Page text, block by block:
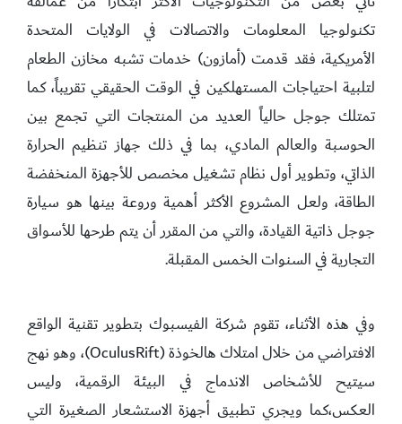
تكنولوجيا المعلومات والاتصالات في الولايات المتحدة
الأمريكية، فقد قدمت (أمازون) خدمات تشبه مخازن الطعام
لتلبية احتياجات المستهلكين في الوقت الحقيقي تقريباً، كما
تمتلك جوجل حالياً العديد من المنتجات التي تجمع بين
الحوسبة والعالم المادي، بما في ذلك جهاز تنظيم الحرارة
الذاتي، وتطوير أول نظام تشغيل مخصص للأجهزة المنخفضة
الطاقة، ولعل المشروع الأكثر أهمية وروعة بينها هو سيارة
جوجل ذاتية القيادة، والتي من المقرر أن يتم طرحها للأسواق
التجارية في السنوات الخمس المقبلة.
وفي هذه الأثناء، تقوم شركة الفيسبوك بتطوير تقنية الواقع
الافتراضي من خلال امتلاك هالخوذة (OculusRift)، وهو نهج
سيتيح للأشخاص الاندماج في البيئة الرقمية، وليس
العكس،كما ويجري تطبيق أجهزة الاستشعار الصغيرة التي